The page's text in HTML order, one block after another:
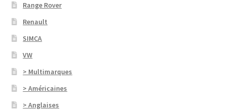
Range Rover
Renault
SIMCA
VW
> Multimarques
> Américaines
> Anglaises